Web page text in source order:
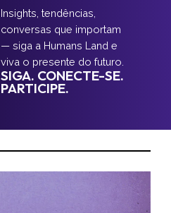
Insights, tendências,
conversas que importam
— siga a Humans Land e
viva o presente do futuro.
SIGA. CONECTE-SE.
PARTICIPE.